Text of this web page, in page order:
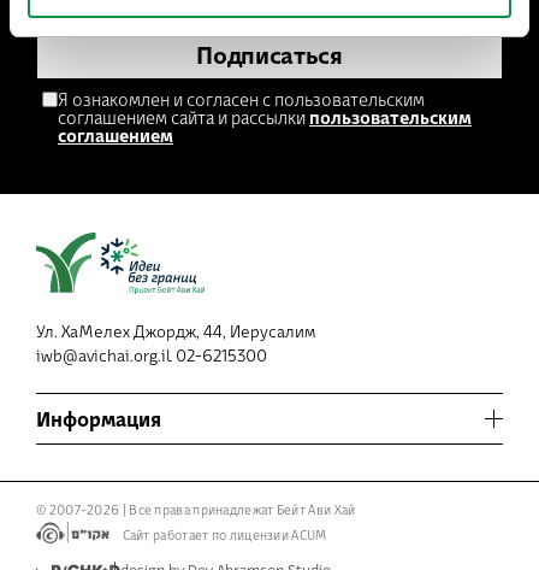
Подписаться
Я ознакомлен и согласен с пользовательским
соглашением сайта и рассылки пользовательским
соглашением
Информация
Условия использования сайта и политика конфиденциальности
Ул. ХаМелех Джордж, 44, Иерусалим
iwb@avichai.org.il 02-6215300
© 2007-2026 | Все права принадлежат Бейт Ави Хай
Сайт работает по лицензии ACUM